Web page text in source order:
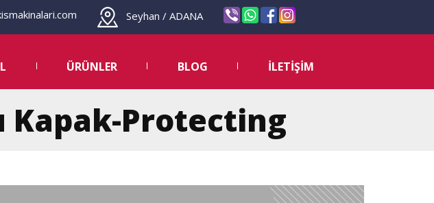
Seyhan / ADANA
ÜRÜNLER BLOG İLETİŞİM
Kapak-Protecting